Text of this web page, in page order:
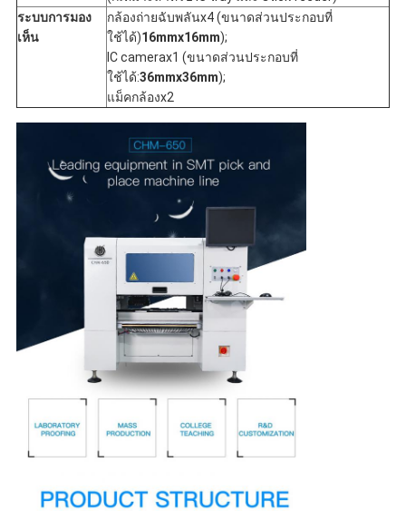
ระบบการมอง
เห็น
กล้องถ่ายฉับพลันx4 (ขนาดส่วนประกอบที่
ใช้ได้)16mmx16mm);
IC camerax1 (ขนาดส่วนประกอบที่
ใช้ได้:36mmx36mm);
แม็คกล้องx2